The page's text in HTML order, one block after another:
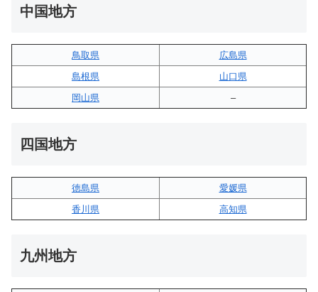
中国地方
鳥取県
広島県
島根県
山口県
岡山県
–
四国地方
徳島県
愛媛県
香川県
高知県
九州地方